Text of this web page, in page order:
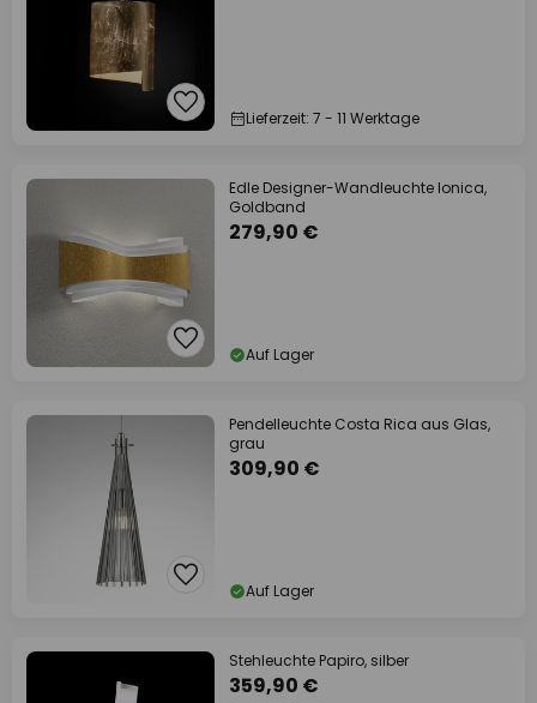
Lieferzeit: 7 - 11 Werktage
Edle Designer-Wandleuchte Ionica,
Goldband
279,90 €
Auf Lager
Pendelleuchte Costa Rica aus Glas,
grau
309,90 €
Auf Lager
Stehleuchte Papiro, silber
359,90 €